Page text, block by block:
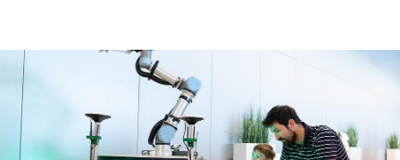
diverse ervaringen kunnen we
een chatbot bouwen die er écht is voor iedereen.